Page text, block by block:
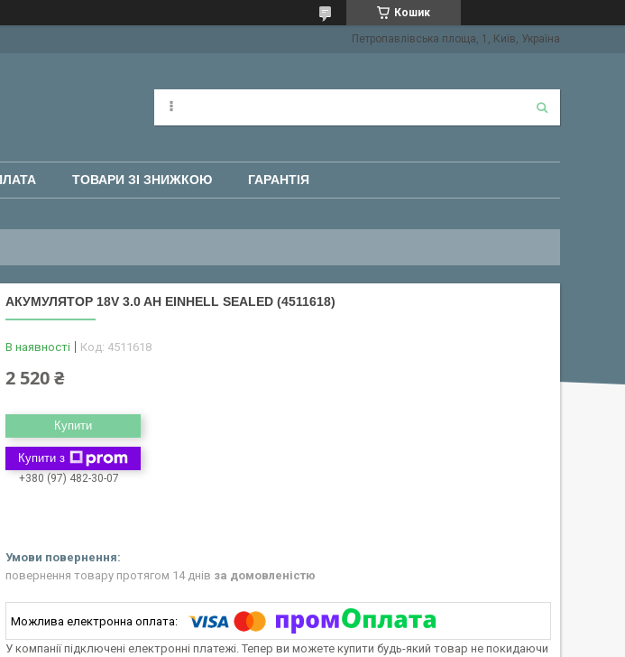
Кошик
Петропавлівська площа, 1, Київ, Україна
ТОВАРИ ЗІ ЗНИЖКОЮ ГАРАНТІЯ
АКУМУЛЯТОР 18V 3.0 AH EINHELL SEALED (4511618)
В наявності Код: 4511618
2 520 ₴
Купити
Купити з
+380 (97) 482-30-07
повернення товару протягом 14 днів за домовленістю
У компанії підключені електронні платежі. Тепер ви можете купити будь-який товар не покидаючи